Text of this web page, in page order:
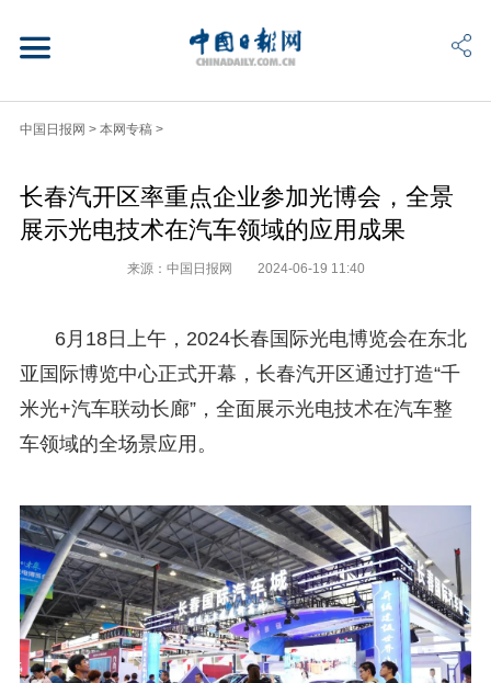
中国日报网 > 本网专稿 >
长春汽开区率重点企业参加光博会，全景
展示光电技术在汽车领域的应用成果
来源：中国日报网 2024-06-19 11:40
6月18日上午，2024长春国际光电博览会在东北
亚国际博览中心正式开幕，长春汽开区通过打造“千
米光+汽车联动长廊”，全面展示光电技术在汽车整
车领域的全场景应用。